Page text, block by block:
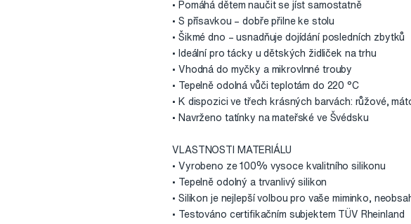
• Pomáhá dětem naučit se jíst samostatně
• S přísavkou – dobře přilne ke stolu
• Šikmé dno – usnadňuje dojídání posledních zbytků
• Ideální pro tácky u dětských židliček na trhu
• Vhodná do myčky a mikrovlnné trouby
• Tepelně odolná vůči teplotám do 220 °C
• K dispozici ve třech krásných barvách: růžové,
• Navrženo tatínky na mateřské ve Švédsku
VLASTNOSTI MATERIÁLU
• Vyrobeno ze 100% vysoce kvalitního silikonu
• Tepelně odolný a trvanlivý silikon
• Silikon je nejlepší volbou pro vaše miminko,
• Testováno certifikačním subjektem TÜV Rheinland